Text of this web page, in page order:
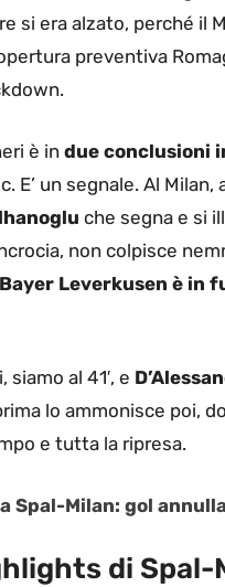
si era alzato, perché il
preventiva
è in due conclusioni
E’ un segnale. Al
che segna e si
non colpisce
Bayer Leverkusen è in
al 41′, e
lo ammonisce poi,
e tutta la ripresa.
Spal-Milan: gol
di Spal-